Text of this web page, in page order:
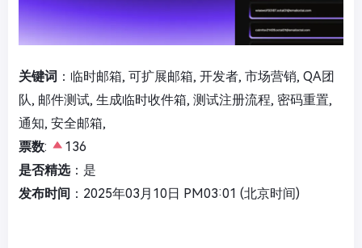
关键词 ：临时邮箱, 可扩展邮箱, 开发者, 市场营销, QA团
队, 邮件测试, 生成临时收件箱, 测试注册流程, 密码重置,
通知, 安全邮箱,
票数:
136
是否精选：是
发布时间 ：2025年03月10日 PM03:01 (北京时间)